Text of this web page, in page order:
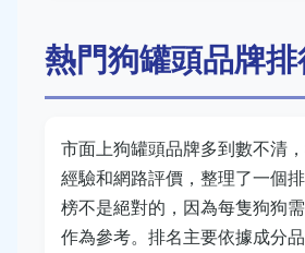
熱門狗罐頭品牌
市面上狗罐頭品牌多到數不清
經驗和網路評價，整理了一個
榜不是絕對的，因為每隻狗狗
作為參考。排名主要依據成分